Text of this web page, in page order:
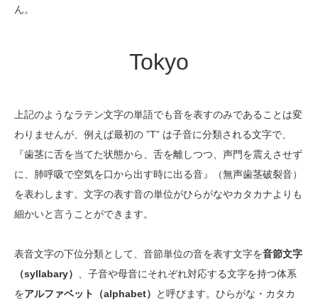
ん。
Tokyo
上記のようなラテン文字の単語でも音を表すのみであることは変
わりませんが、例えば最初の ”T” は子音に分類される文字で、
『歯茎に舌を当てた状態から、舌を離しつつ、声門を震えさせず
に、肺呼吸で空気を口から出す時に出る音』（無声歯茎破裂音）
を表わします。文字の表す音の単位がひらがなやカタカナよりも
細かいと言うことができます。
表音文字の下位分類として、音節単位の音を表す文字を音節文字
（syllabary）
、子音や母音にそれぞれ対応する文字を持つ体系
をアルファベット（alphabet）
と呼びます。ひらがな・カタカ